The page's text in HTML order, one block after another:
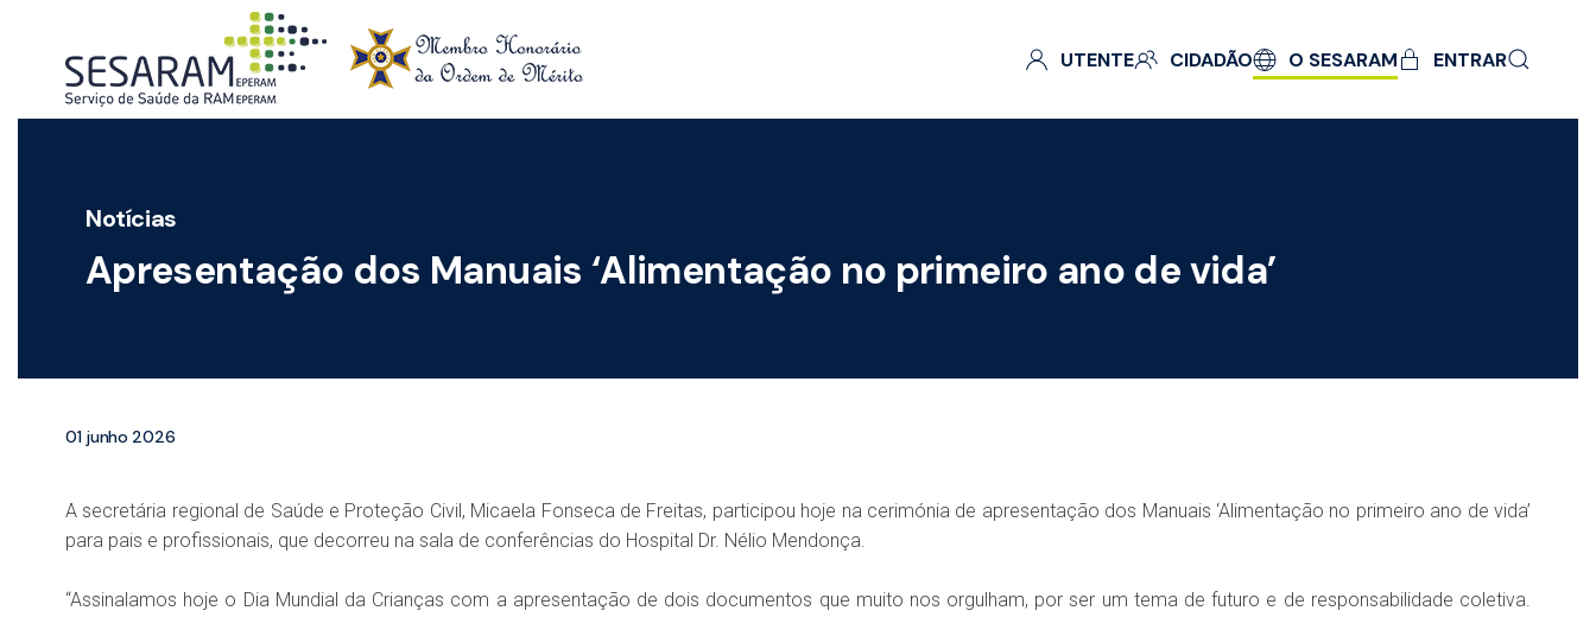
Skip to main content UTENTE CIDADÃO O SESARAM ENTRAR
Notícias
Apresentação dos Manuais ‘Alimentação no primeiro ano de vida’
01 junho 2026
A secretária regional de Saúde e Proteção Civil, Micaela Fonseca de Freitas, participou hoje na cerimónia de apresentação dos Manuais ‘Alimentação no primeiro ano de vida’
para pais e profissionais, que decorreu na sala de conferências do Hospital Dr. Nélio Mendonça.
“Assinalamos hoje o Dia Mundial da Crianças com a apresentação de dois documentos que muito nos orgulham, por ser um tema de futuro e de responsabilidade coletiva.